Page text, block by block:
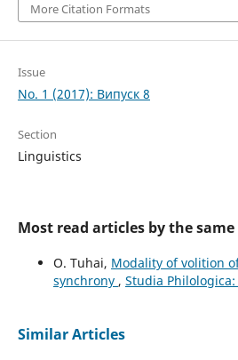
More Citation Formats
Issue
No. 1 (2017): Випуск 8
Section
Linguistics
Most read articles by the
O. Tuhai, Modality of volition
synchrony , Studia
Similar Articles